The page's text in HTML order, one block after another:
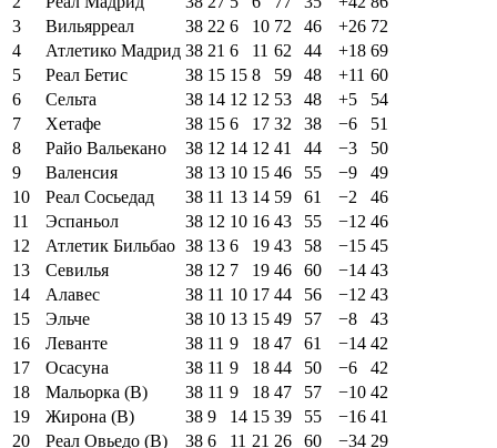
3
Вильярреал 38 22 6 10 72 46 +26 72
4
Атлетико Мадрид 38 21 6 11 62 44 +18 69
5
Реал Бетис 38 15 15 8 59 48 +11 60
6
Сельта 38 14 12 12 53 48 +5
54
7
Хетафе 38 15 6 17 32 38 −6
51
8
Райо Вальекано 38 12 14 12 41 44 −3
50
9
Валенсия 38 13 10 15 46 55 −9
49
10
Реал Сосьедад 38 11 13 14 59 61 −2
46
11
Эспаньол 38 12 10 16 43 55 −12 46
12
Атлетик Бильбао 38 13 6 19 43 58 −15 45
13
Севилья 38 12 7 19 46 60 −14 43
14
Алавес 38 11 10 17 44 56 −12 43
15
Эльче 38 10 13 15 49 57 −8
43
16
Леванте 38 11 9 18 47 61 −14 42
17
Осасуна 38 11 9 18 44 50 −6
42
18
Мальорка (В) 38 11 9 18 47 57 −10 42
19
Жирона (В) 38 9 14 15 39 55 −16 41
20
Реал Овьедо (В) 38 6 11 21 26 60 −34 29